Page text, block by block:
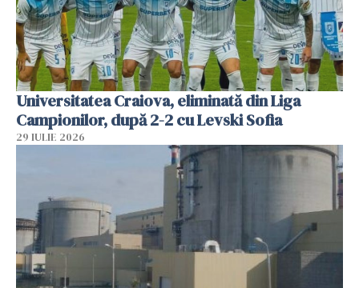
Universitatea Craiova, eliminată din Liga
Campionilor, după 2-2 cu Levski Sofia
29 IULIE 2026